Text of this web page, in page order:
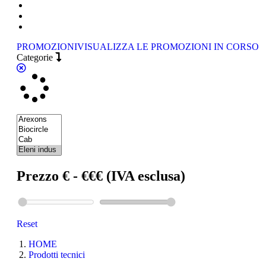
PROMOZIONIVISUALIZZA LE PROMOZIONI IN CORSO
Categorie
Prezzo € - €€€ (IVA esclusa)
Reset
HOME
Prodotti tecnici